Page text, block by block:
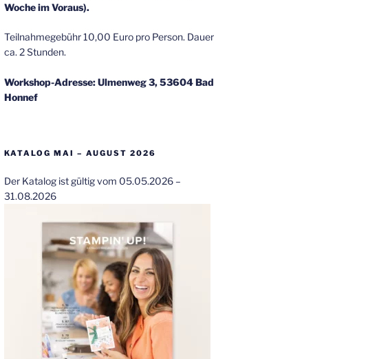
Woche im Voraus).
Teilnahmegebühr 10,00 Euro pro Person. Dauer
ca. 2 Stunden.
Workshop-Adresse: Ulmenweg 3, 53604 Bad
Honnef
KATALOG MAI – AUGUST 2026
Der Katalog ist gültig vom 05.05.2026 –
31.08.2026